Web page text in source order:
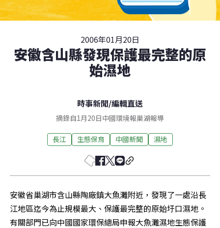
2006年01月20日
安徽含山縣發現保護最完整的原
始濕地
時事新聞/編輯直送
摘錄自1月20日中國環境報巢湖報導
長江 生態保育 中國新聞 濕地
安徽省巢湖市含山縣陶廠鎮大魚灘附近，發現了一處沿長
江地區迄今為止規模最大、保護最完整的原始圩口濕地。
有關部門已向中國國家環保總局申報大魚灘濕地生態保護